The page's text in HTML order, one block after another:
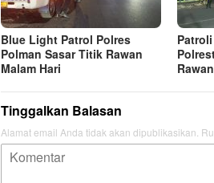
Blue Light Patrol Polres
Polman Sasar Titik Rawan
Malam Hari
Rawan
Tinggalkan Balasan
Alamat email Anda tidak akan dipublikasikan.